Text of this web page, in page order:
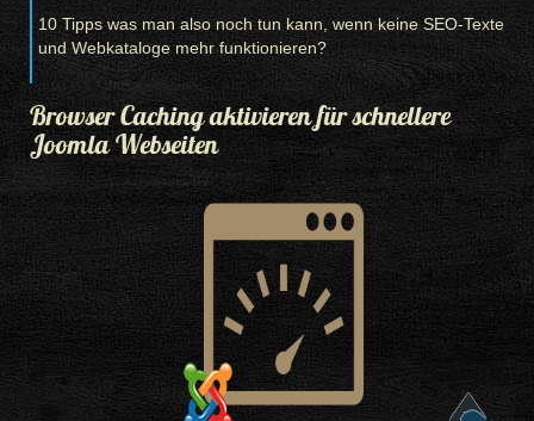
10 Tipps was man also noch tun kann, wenn keine SEO-Texte
und Webkataloge mehr funktionieren?
Browser Caching aktivieren für schnellere
Joomla Webseiten